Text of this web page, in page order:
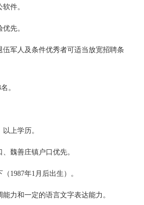
件。
先。
军人及条件优秀者可适当放宽招聘条
。
上学历。
魏善庄镇户口优先。
年1月后出生）。
和一定的语言文字表达能力。